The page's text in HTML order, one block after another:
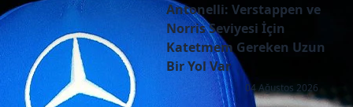
Antonelli: Verstappen ve
Norris Seviyesi İçin
Katetmem Gereken Uzun
Bir Yol Var
04 Ağustos 2026